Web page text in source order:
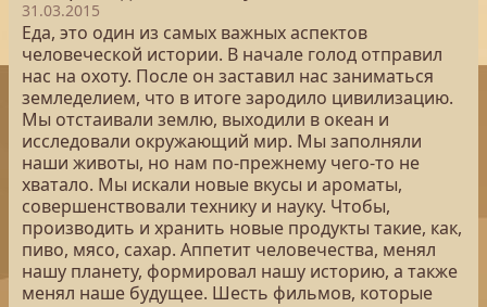
31.03.2015
Еда, это один из самых важных аспектов
человеческой истории. В начале голод отправил
нас на охоту. После он заставил нас заниматься
земледелием, что в итоге зародило цивилизацию.
Мы отстаивали землю, выходили в океан и
исследовали окружающий мир. Мы заполняли
наши животы, но нам по-прежнему чего-то не
хватало. Мы искали новые вкусы и ароматы,
совершенствовали технику и науку. Чтобы,
производить и хранить новые продукты такие, как,
пиво, мясо, сахар. Аппетит человечества, менял
нашу планету, формировал нашу историю, а также
менял наше будущее. Шесть фильмов, которые